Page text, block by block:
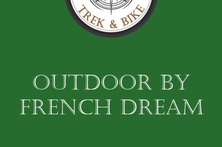
OUTDOOR BY
FRENCH DREAM